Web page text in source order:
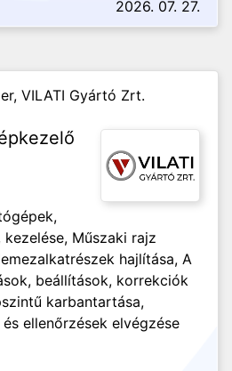
2026. 07. 27.
VILATI Gyártó Zrt.
Műszaki rajz
hajlítása, A
beállítások, korrekciók
karbantartása,
ellenőrzések elvégzése